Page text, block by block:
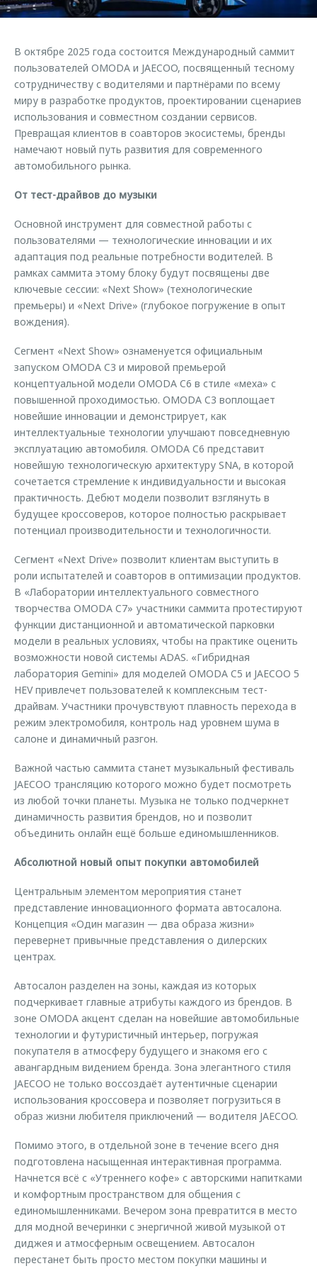
Страхование
Аксессуары
Одежда и сувениры
Оригинальные аксессуары
Запчасти
Трейд-ин
Руководства по эксплуатации
O&J Автоклуб
Клуб владельцев OMODA
Приложение O&J
Аксессуары
Одежда и сувениры
Обратная связь
В октябре 2025 года состоится Международный саммит
пользователей OMODA и JAECOO, посвященный тесному
сотрудничеству с водителями и партнёрами по всему
миру в разработке продуктов, проектировании сценариев
использования и совместном создании сервисов.
Превращая клиентов в соавторов экосистемы, бренды
намечают новый путь развития для современного
автомобильного рынка.
От тест-драйвов до музыки
Основной инструмент для совместной работы с
пользователями — технологические инновации и их
адаптация под реальные потребности водителей. В
рамках саммита этому блоку будут посвящены две
ключевые сессии: «Next Show» (технологические
премьеры) и «Next Drive» (глубокое погружение в опыт
вождения).
Сегмент «Next Show» ознаменуется официальным
запуском OMODA C3 и мировой премьерой
концептуальной модели OMODA C6 в стиле «меха» с
повышенной проходимостью. OMODA C3 воплощает
новейшие инновации и демонстрирует, как
интеллектуальные технологии улучшают повседневную
эксплуатацию автомобиля. OMODA C6 представит
новейшую технологическую архитектуру SNA, в которой
сочетается стремление к индивидуальности и высокая
практичность. Дебют модели позволит взглянуть в
будущее кроссоверов, которое полностью раскрывает
потенциал производительности и технологичности.
Сегмент «Next Drive» позволит клиентам выступить в
роли испытателей и соавторов в оптимизации продуктов.
В «Лаборатории интеллектуального совместного
творчества OMODA C7» участники саммита протестируют
функции дистанционной и автоматической парковки
модели в реальных условиях, чтобы на практике оценить
возможности новой системы ADAS. «Гибридная
лаборатория Gemini» для моделей OMODA C5 и JAECOO 5
HEV привлечет пользователей к комплексным тест-
драйвам. Участники прочувствуют плавность перехода в
режим электромобиля, контроль над уровнем шума в
салоне и динамичный разгон.
Важной частью саммита станет музыкальный фестиваль
JAECOO трансляцию которого можно будет посмотреть
из любой точки планеты. Музыка не только подчеркнет
динамичность развития брендов, но и позволит
объединить онлайн ещё больше единомышленников.
Абсолютной новый опыт покупки автомобилей
Центральным элементом мероприятия станет
представление инновационного формата автосалона.
Концепция «Один магазин — два образа жизни»
перевернет привычные представления о дилерских
центрах.
Автосалон разделен на зоны, каждая из которых
подчеркивает главные атрибуты каждого из брендов. В
зоне OMODA акцент сделан на новейшие автомобильные
технологии и футуристичный интерьер, погружая
покупателя в атмосферу будущего и знакомя его с
авангардным видением бренда. Зона элегантного стиля
JAECOO не только воссоздаёт аутентичные сценарии
использования кроссовера и позволяет погрузиться в
образ жизни любителя приключений — водителя JAECOO.
Помимо этого, в отдельной зоне в течение всего дня
подготовлена насыщенная интерактивная программа.
Начнется всё с «Утреннего кофе» с авторскими напитками
и комфортным пространством для общения с
единомышленниками. Вечером зона превратится в место
для модной вечеринки с энергичной живой музыкой от
диджея и атмосферным освещением. Автосалон
перестанет быть просто местом покупки машины и